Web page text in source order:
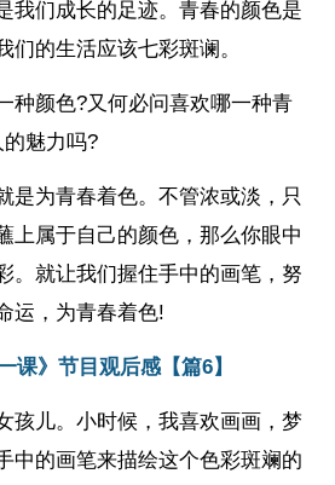
我们成长的足迹。青春的颜色是
们的生活应该七彩斑谰。
种颜色?又何必问喜欢哪一种青
魅力吗?
是为青春着色。不管浓或淡，只
上属于自己的颜色，那么你眼中
。就让我们握住手中的画笔，努
运，为青春着色!
课》节目观后感【篇6】
孩儿。小时候，我喜欢画画，梦
中的画笔来描绘这个色彩斑斓的